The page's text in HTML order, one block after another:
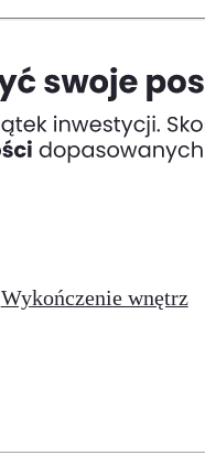
Wykończenie wnętrz